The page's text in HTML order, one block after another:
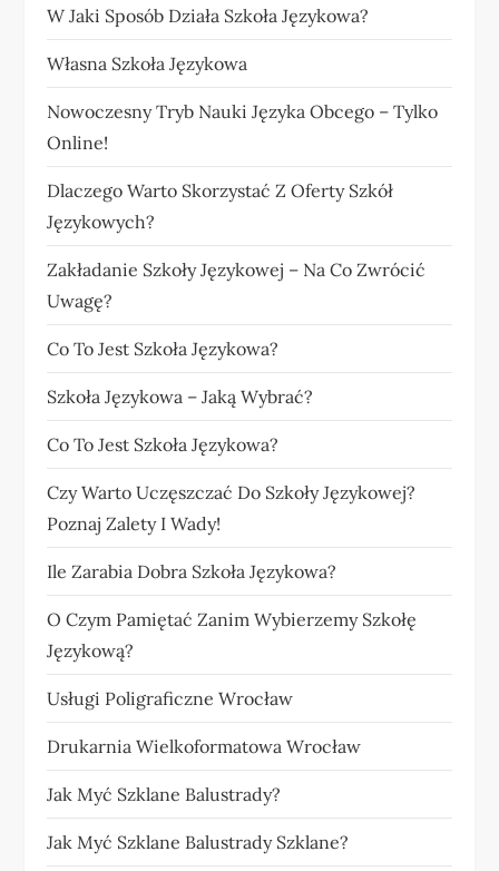
W Jaki Sposób Działa Szkoła Językowa?
Własna Szkoła Językowa
Nowoczesny Tryb Nauki Języka Obcego – Tylko
Online!
Dlaczego Warto Skorzystać Z Oferty Szkół
Językowych?
Zakładanie Szkoły Językowej – Na Co Zwrócić
Uwagę?
Co To Jest Szkoła Językowa?
Szkoła Językowa – Jaką Wybrać?
Co To Jest Szkoła Językowa?
Czy Warto Uczęszczać Do Szkoły Językowej?
Poznaj Zalety I Wady!
Ile Zarabia Dobra Szkoła Językowa?
O Czym Pamiętać Zanim Wybierzemy Szkołę
Językową?
Usługi Poligraficzne Wrocław
Drukarnia Wielkoformatowa Wrocław
Jak Myć Szklane Balustrady?
Jak Myć Szklane Balustrady Szklane?